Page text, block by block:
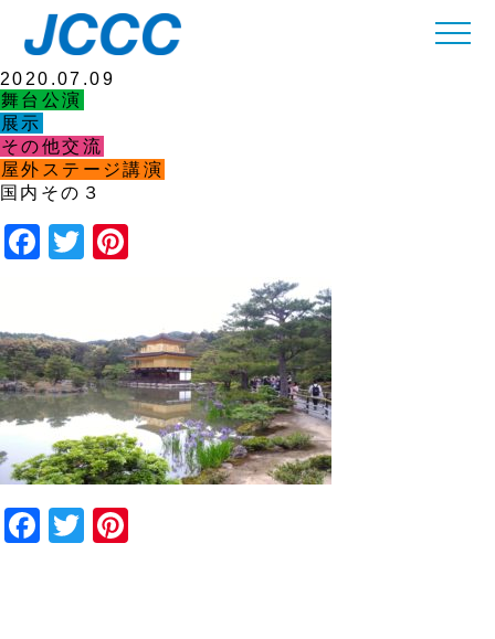
新着情報
2020.07.09
舞台公演
展示
その他交流
屋外ステージ講演
国内その３
Facebook
Twitter
Facebook
Twitter